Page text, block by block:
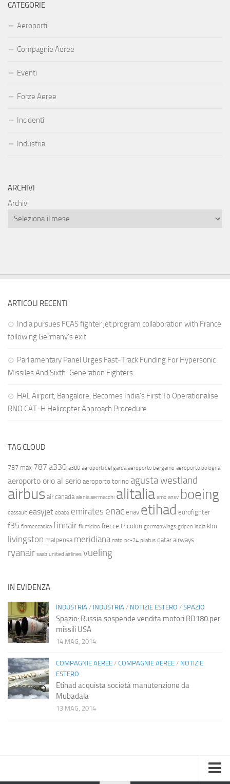
CATEGORIE
Aeroporti
Compagnie Aeree
Eventi
Forze Aeree
Incidenti
Industria
ARCHIVI
Archivi
ARTICOLI RECENTI
India pursues FCAS fighter jet program collaboration with France
following Germany’s exit
Parliamentary Panel Urges Fast-Track Funding For Hypersonic
Missiles And Sixth-Generation Fighters
HAL Airport, Bangalore, Becomes India’s First To Operationalise
RNO CAT-H Helicopter Approach Procedure
TAG CLOUD
737 max 787 a330 a380 aeroporti del garda aeroporto bergamo aeroporto bologna
aeroporto orio al serio aeroporto torino agusta westland
airbus air canada alenia aermacchi alitalia amx ansv boeing
dassault easyjet ebace emirates enac enav etihad eurofighter
f35 finmeccanica finnair fiumicino frecce tricolori germanwings gripen india klm
livingston malpensa meridiana nato pc-24 pilatus qatar airways
ryanair saab united airlines vueling
IN EVIDENZA
INDUSTRIA / INDUSTRIA / NOTIZIE ESTERO / SPAZIO
Spazio: Russia sospende vendita motori RD180 per
missili USA
14 MAG, 2014
COMPAGNIE AEREE / COMPAGNIE AEREE / NOTIZIE
ESTERO
Etihad acquista società manutenzione da
Mubadala
13 MAG, 2014